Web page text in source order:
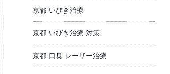
京都 いびき治療
京都 いびき治療 対策
京都 口臭 レーザー治療